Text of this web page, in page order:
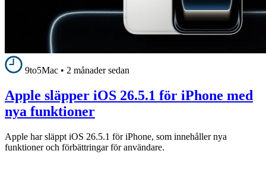
9to5Mac • 2 månader sedan
Apple släpper iOS 26.5.1 för iPhone med
nya funktioner
Apple har släppt iOS 26.5.1 för iPhone, som innehåller nya
funktioner och förbättringar för användare.